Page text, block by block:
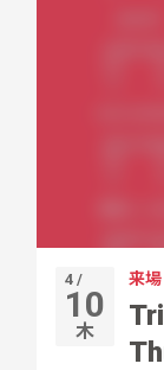
4 /
10
木
来場